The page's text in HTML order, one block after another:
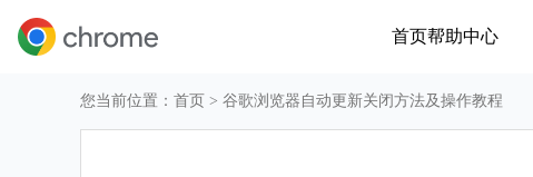
首页帮助中心
您当前位置： 首页 > 谷歌浏览器自动更新关闭方法及操作教程